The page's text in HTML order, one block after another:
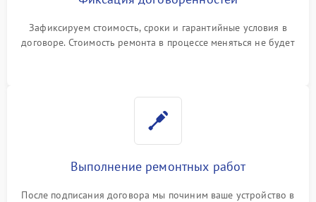
Зафиксируем стоимость, сроки и гарантийные условия в
договоре. Стоимость ремонта в процессе меняться не будет
Выполнение ремонтных работ
После подписания договора мы починим ваше устройство в